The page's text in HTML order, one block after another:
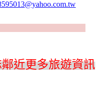
讀
近更多旅遊資訊